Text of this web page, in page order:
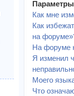
Параметры
Как мне
Как
на
На форуме
Я изменил
Моего
Что